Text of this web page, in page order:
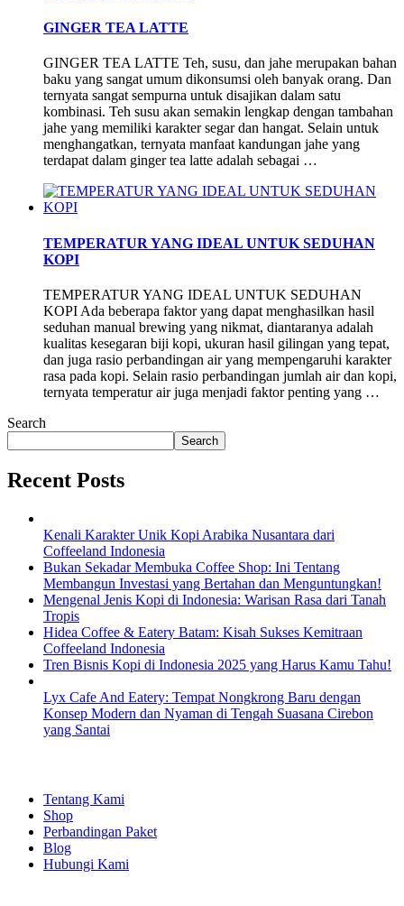
GINGER TEA LATTE
GINGER TEA LATTE Teh, susu, dan jahe merupakan bahan
baku yang sangat umum dikonsumsi oleh banyak orang. Dan
ternyata sangat sempurna untuk disajikan dalam satu
kombinasi. Teh susu akan semakin lengkap dengan tambahan
jahe yang memiliki karakter segar dan hangat. Selain untuk
menghangatkan, ternyata manfaat kandungan jahe yang
terdapat dalam ginger tea latte adalah sebagai …
TEMPERATUR YANG IDEAL UNTUK SEDUHAN
KOPI
TEMPERATUR YANG IDEAL UNTUK SEDUHAN
KOPI Ada beberapa faktor yang dapat menghasilkan hasil
seduhan manual brewing yang nikmat, diantaranya adalah
kualitas kesegaran biji kopi, ukuran hasil gilingan yang tepat,
dan juga rasio perbandingan air yang mempengaruhi karakter
rasa pada kopi. Selain rasio perbandingan jumlah air dan kopi,
ternyata temperatur air juga menjadi faktor penting yang …
Search
Search
Recent Posts
Kenali Karakter Unik Kopi Arabika Nusantara dari
Coffeeland Indonesia
Bukan Sekadar Membuka Coffee Shop: Ini Tentang
Membangun Investasi yang Bertahan dan Menguntungkan!
Mengenal Jenis Kopi di Indonesia: Warisan Rasa dari Tanah
Tropis
Hidea Coffee & Eatery Batam: Kisah Sukses Kemitraan
Coffeeland Indonesia
Tren Bisnis Kopi di Indonesia 2025 yang Harus Kamu Tahu!
Lyx Cafe And Eatery: Tempat Nongkrong Baru dengan
Konsep Modern dan Nyaman di Tengah Suasana Cirebon
yang Santai
Tentang Kami
Shop
Perbandingan Paket
Blog
Hubungi Kami